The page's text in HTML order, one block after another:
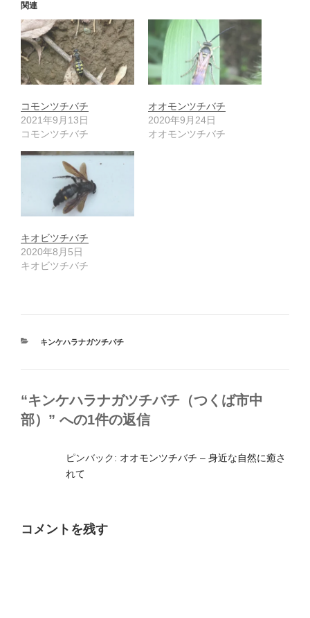
関連
コモンツチバチ
2021年9月13日
コモンツチバチ
オオモンツチバチ
2020年9月24日
オオモンツチバチ
キオビツチバチ
2020年8月5日
キオビツチバチ
カ
キンケハラナガツチバチ
“キンケハラナガツチバチ（つくば市中
部）” への1件の返信
ピンバック: オオモンツチバチ – 身近な自然に癒さ
れて
コメントを残す